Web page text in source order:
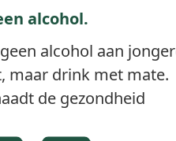
PRODUCTEN
alcohol.
alcohol aan
maar drink met mate.
de gezondheid